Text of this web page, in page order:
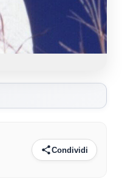
Condividi